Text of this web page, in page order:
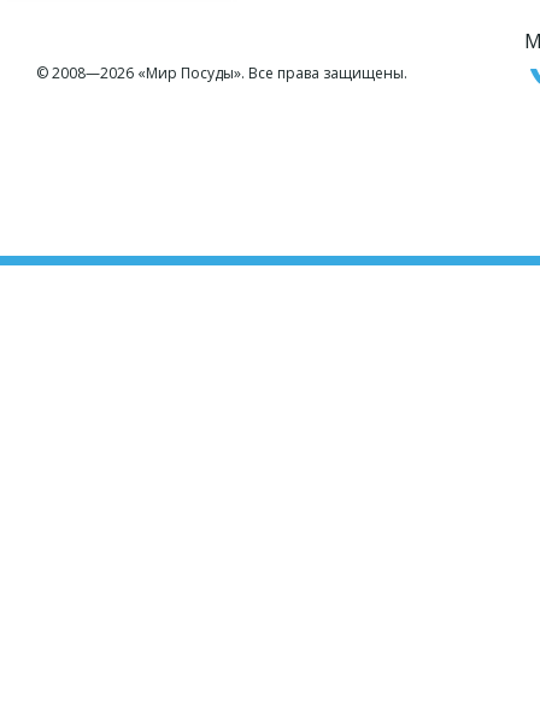
© 2008—2026 «Мир Посуды». Все права защищены.